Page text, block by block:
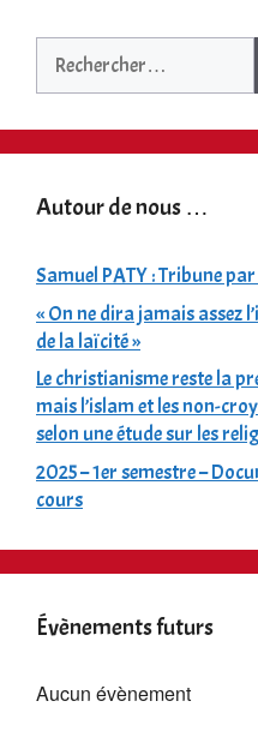
Rechercher :
Autour de nous …
Samuel PATY : Tribune
« On ne dira jamais assez
de la laïcité »
Le christianisme reste la
mais l’islam et les non-
selon une étude sur les
2025 – 1er semestre –
cours
Évènements futurs
Aucun évènement